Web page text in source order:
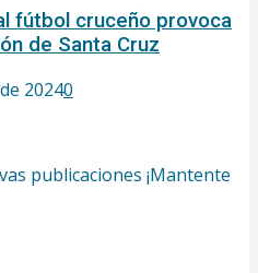
fútbol cruceño provoca
de Santa Cruz
20240
publicaciones ¡Mantente